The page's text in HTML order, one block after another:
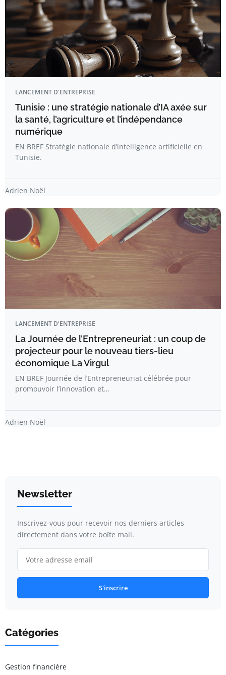
LANCEMENT D'ENTREPRISE
Tunisie : une stratégie nationale d’IA axée sur
la santé, l’agriculture et l’indépendance
numérique
EN BREF Stratégie nationale d’intelligence artificielle en
Tunisie.
Adrien Noël
LANCEMENT D'ENTREPRISE
La Journée de l’Entrepreneuriat : un coup de
projecteur pour le nouveau tiers-lieu
économique La Virgul
EN BREF Journée de l’Entrepreneuriat célébrée pour
promouvoir l’innovation et…
Adrien Noël
Newsletter
Inscrivez-vous pour recevoir nos derniers articles
directement dans votre boîte mail.
S'inscrire
Catégories
Gestion financière